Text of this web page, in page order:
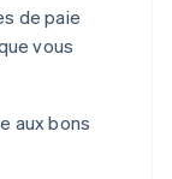
de paie
vous
aux bons